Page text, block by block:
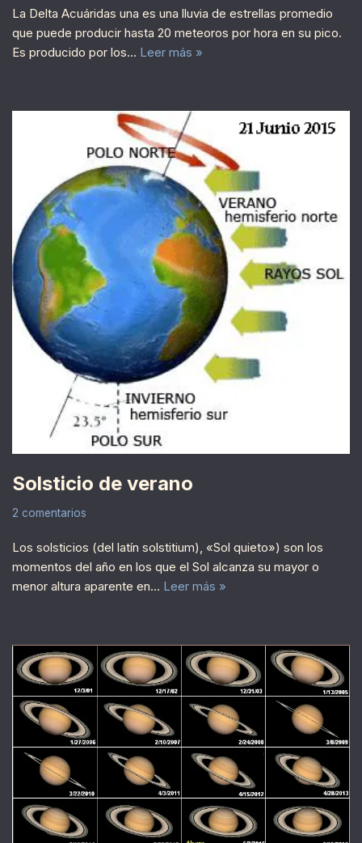
La Delta Acuáridas una es una lluvia de estrellas promedio
que puede producir hasta 20 meteoros por hora en su pico.
Es producido por los… Leer más »
Solsticio de verano
2 comentarios
Los solsticios (del latín solstitium), «Sol quieto») son los
momentos del año en los que el Sol alcanza su mayor o
menor altura aparente en… Leer más »